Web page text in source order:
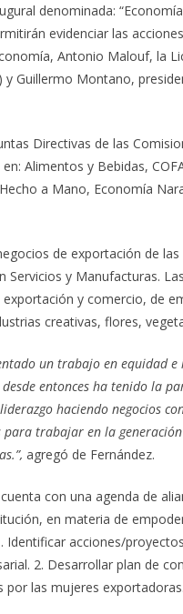
denominada:
evidenciar las
Antonio Malouf, la
Guillermo Montano,
Directivas de las
Alimentos y Bebidas,
a Mano, Economía
de exportación de
y Manufacturas.
y comercio, de
creativas, flores,
un trabajo en equidad
entonces ha tenido la
haciendo negocios
para trabajar en la
”, agregó de Fernández.
cuenta con una agenda de
en materia de
acciones/
2. Desarrollar plan de
las mujeres